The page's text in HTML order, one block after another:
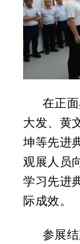
在正
大发、黄
坤等先进
观展人员
学习先进
际成效。
参展